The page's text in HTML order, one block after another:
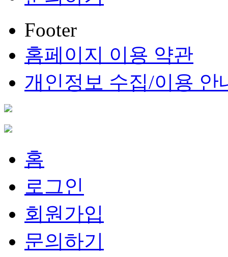
Footer
홈페이지 이용 약관
개인정보 수집/이용 안
홈
로그인
회원가입
문의하기